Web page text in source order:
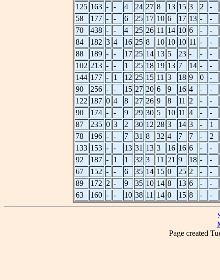
125 163 - - 4 24 27 8 13 15 3 2
-
58
177 - - 6 25 17 10 6 17 13 -
-
70
438 - - 4 25 26 11 14 10 6 -
-
84
182 3 4 16 25 8 10 10 10 11 -
-
88
189 - - 17 25 14 13 5 23 - -
-
102 213 - - 1 25 18 19 13 7 14 -
-
144 177 - 1 12 25 15 11 3 18 9 0
-
90
256 - - 15 27 20 6 9 16 4 -
-
122 187 0 4 8 27 26 9 8 11 2 -
-
90
174 - - 9 29 30 5 10 11 4 -
-
87
235 0 3 2 30 12 28 3 14 3 -
1
78
196 - - 7 31 8 32 4 7 7 -
2
133 153 - - 13 31 13 3 16 16 6 -
-
92
187 - 1 1 32 3 11 21 9 18 -
-
67
152 - - 6 35 14 15 0 25 2 -
-
89
172 2 - 9 35 10 14 8 13 6 -
-
63
160 - - 10 38 11 14 0 15 8 - -
Page created